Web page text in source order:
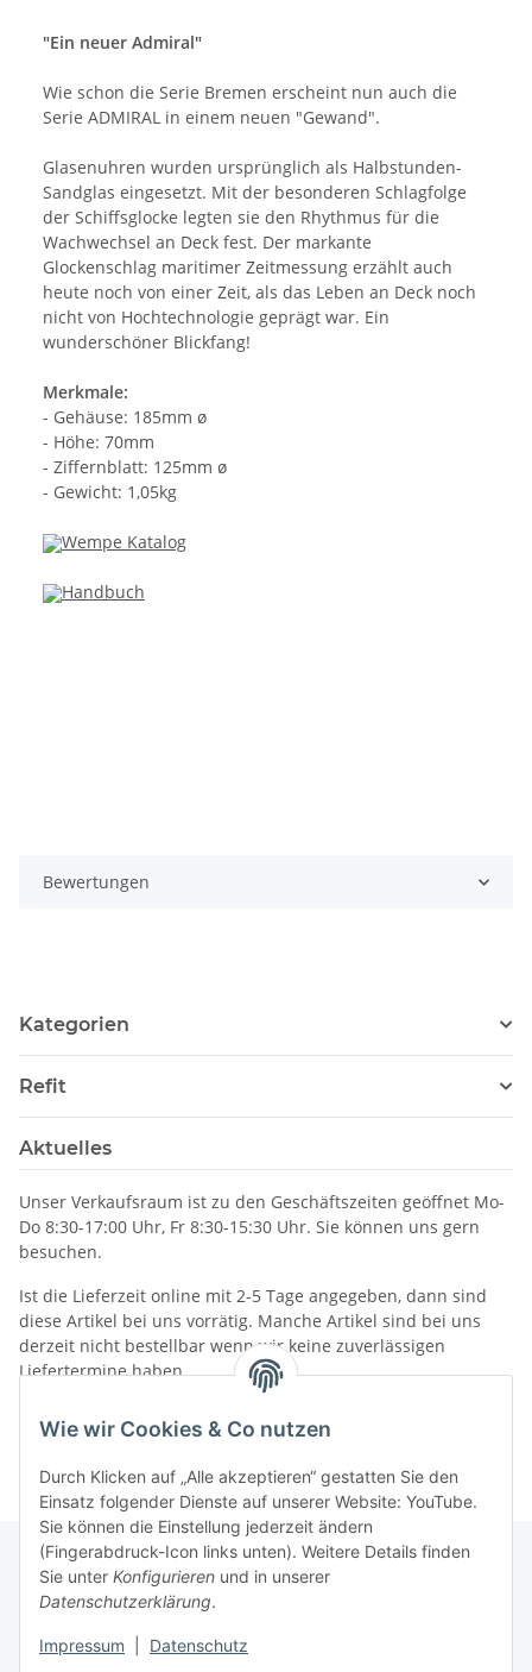
Wie wir Cookies & Co nutzen
Durch Klicken auf „Alle akzeptieren“ gestatten Sie den
Einsatz folgender Dienste auf unserer Website: YouTube.
Sie können die Einstellung jederzeit ändern
(Fingerabdruck-Icon links unten). Weitere Details finden
Sie unter Konfigurieren und in unserer
Datenschutzerklärung.
Impressum Datenschutz
"Ein neuer Admiral"
Wie schon die Serie Bremen erscheint nun auch die
Serie ADMIRAL in einem neuen "Gewand".
Glasenuhren wurden ursprünglich als Halbstunden-
Sandglas eingesetzt. Mit der besonderen Schlagfolge
der Schiffsglocke legten sie den Rhythmus für die
Wachwechsel an Deck fest. Der markante
Glockenschlag maritimer Zeitmessung erzählt auch
heute noch von einer Zeit, als das Leben an Deck noch
nicht von Hochtechnologie geprägt war. Ein
wunderschöner Blickfang!
Merkmale:
- Gehäuse: 185mm ø
- Höhe: 70mm
- Ziffernblatt: 125mm ø
- Gewicht: 1,05kg
Wempe Katalog
Handbuch
Bewertungen
Kategorien
Refit
Aktuelles
Unser Verkaufsraum ist zu den Geschäftszeiten geöffnet Mo-
Do 8:30-17:00 Uhr, Fr 8:30-15:30 Uhr. Sie können uns gern
besuchen.
Ist die Lieferzeit online mit 2-5 Tage angegeben, dann sind
diese Artikel bei uns vorrätig. Manche Artikel sind bei uns
derzeit nicht bestellbar wenn wir keine zuverlässigen
Liefertermine haben.
Gesetzliche Informationen